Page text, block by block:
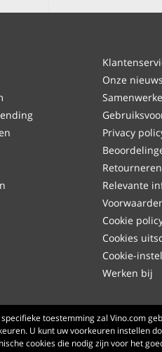
Onze
Privacy
Retourneren
Relevante
Cookie
Cookies
Cookie-
Werken bij
toestemming zal Vino.com
U kunt uw voorkeuren instellen
cookies die nodig zijn voor het